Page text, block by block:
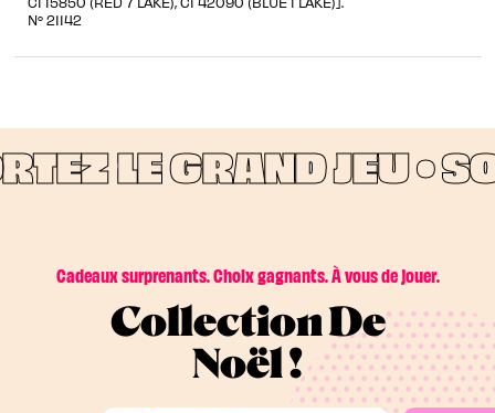
N° 21142
LE GRAND JEU •
Cadeaux surprenants. Choix gagnants. À vous de jouer.
Collection De
Noël !